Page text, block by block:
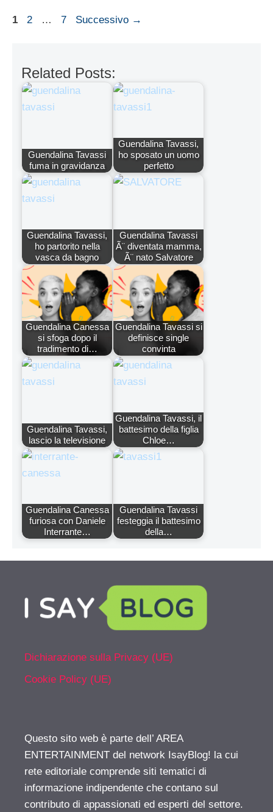
Pagina
1 Pagina
2 … Pagina
7 Successivo →
Related Posts:
Guendalina Tavassi
fuma in gravidanza
Guendalina Tavassi,
ho sposato un uomo
perfetto
Guendalina Tavassi,
ho partorito nella
vasca da bagno
Guendalina Tavassi
Ã¨ diventata mamma,
Ã¨ nato Salvatore
Guendalina Canessa
si sfoga dopo il
tradimento di…
Guendalina Tavassi si
definisce single
convinta
Guendalina Tavassi,
lascio la televisione
Guendalina Tavassi, il
battesimo della figlia
Chloe…
Guendalina Canessa
furiosa con Daniele
Interrante…
Guendalina Tavassi
festeggia il battesimo
della…
Dichiarazione sulla Privacy (UE)
Cookie Policy (UE)
Questo sito web è parte dell’ AREA
ENTERTAINMENT del network IsayBlog! la cui
rete editoriale comprende siti tematici di
informazione indipendente che contano sul
contributo di appassionati ed esperti del settore.